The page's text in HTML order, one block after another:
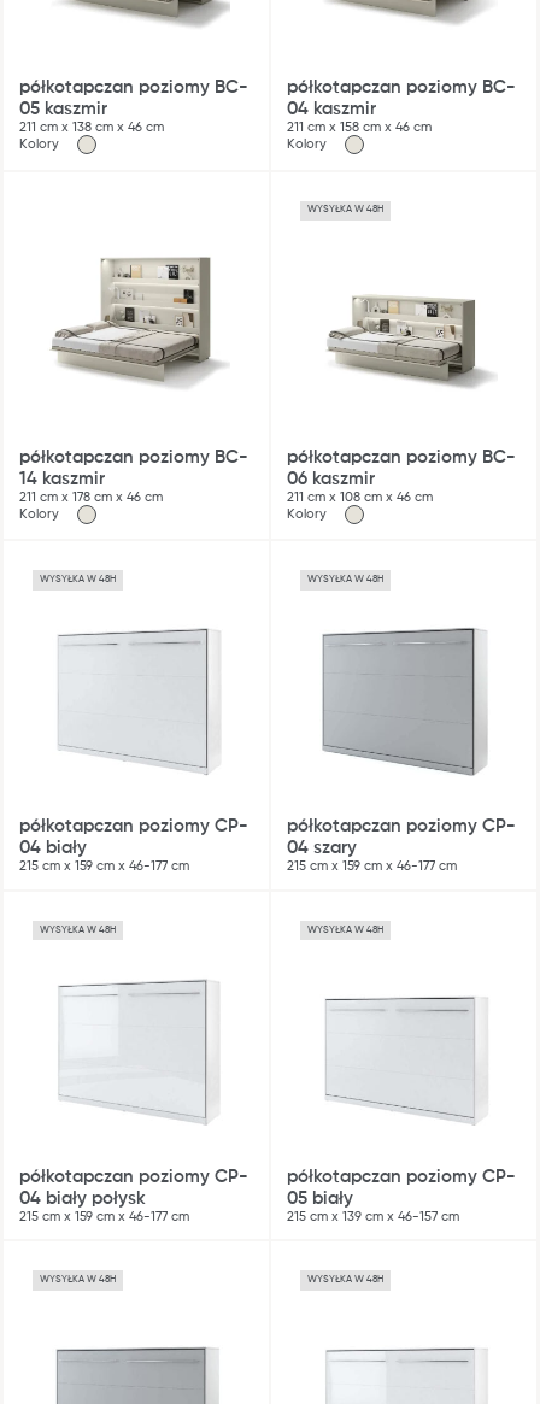
półkotapczan poziomy BC-
05 kaszmir
211 cm x 138 cm x 46 cm
Kolory
półkotapczan poziomy BC-
04 kaszmir
211 cm x 158 cm x 46 cm
Kolory
półkotapczan poziomy BC-
14 kaszmir
211 cm x 178 cm x 46 cm
Kolory
WYSYŁKA W 48H
półkotapczan poziomy BC-
06 kaszmir
211 cm x 108 cm x 46 cm
Kolory
WYSYŁKA W 48H
półkotapczan poziomy CP-
04 biały
215 cm x 159 cm x 46-177 cm
WYSYŁKA W 48H
półkotapczan poziomy CP-
04 szary
215 cm x 159 cm x 46-177 cm
WYSYŁKA W 48H
półkotapczan poziomy CP-
04 biały połysk
215 cm x 159 cm x 46-177 cm
WYSYŁKA W 48H
półkotapczan poziomy CP-
05 biały
215 cm x 139 cm x 46-157 cm
WYSYŁKA W 48H WYSYŁKA W 48H